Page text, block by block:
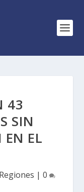
43
SIN
EL
Regiones | 0